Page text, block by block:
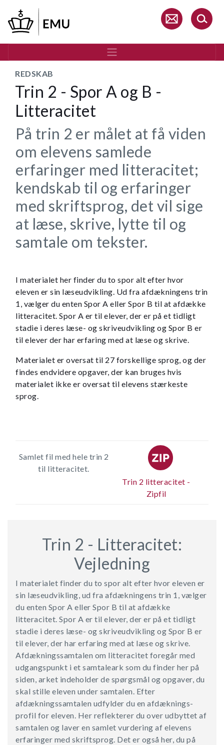
hovedindhold
REDSKAB
Trin 2 - Spor A og B -
Litteracitet
På trin 2 er målet at få viden
om elevens samlede
erfaringer med litteracitet;
kendskab til og erfaringer
med skriftsprog, det vil sige
at læse, skrive, lytte til og
samtale om tekster.
I materialet her finder du to spor alt efter hvor
eleven er sin læseudvikling. Ud fra afdækningens trin
1, vælger du enten Spor A eller Spor B til at afdække
litteracitet. Spor A er til elever, der er på et tidligt
stadie i deres læse- og skriveudvikling og Spor B er
til elever der har erfaring med at læse og skrive.
Materialet er oversat til 27 forskellige sprog, og der
findes endvidere opgaver, der kan bruges hvis
materialet ikke er oversat til elevens stærkeste
sprog.
Samlet fil med hele trin 2
til litteracitet.
Trin 2 litteracitet -
Zipfil
Trin 2 - Litteracitet:
Vejledning
I materialet finder du to spor alt efter hvor eleven er
sin læseudvikling, ud fra afdækningens trin 1, vælger
du enten Spor A eller Spor B til at afdække
litteracitet. Spor A er til elever, der er på et tidligt
stadie i deres læse- og skriveudvikling og Spor B er
til elever, der har erfaring med at læse og skrive.
Afdækningssamtalen om litteracitet foregår med
ud­gangspunkt i et samtaleark som du finder her på
siden, arket indeholder de spørgs­mål og opgaver, du
skal stille eleven under samtalen. Efter
afdækningssamtalen udfylder du en afdæknings­
profil for eleven. Her reflekterer du over udbyttet af
samtalen og laver en samlet vurdering af elevens
erfa­ringer med skriftsprog. Det er også her, du på